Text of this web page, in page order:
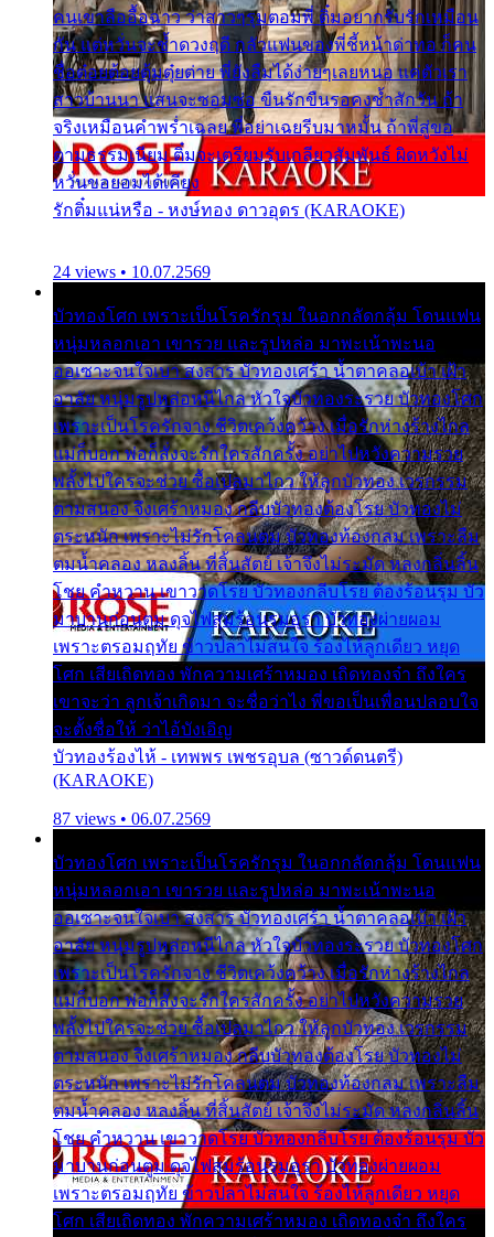
คนเขาลืออื้อฉาว ว่าสาวๆรุมตอมพี่ ติ๋มอยากรับรักเหมือน
กัน แต่หวั่นจะช้ำดวงฤดี กลัวแฟนของพี่ชี้หน้าด่าทอ ก็คน
ชื่อต๋อยต้อยตุ้มตุ๋ยต่าย พี่ยังลืมได้ง่ายๆเลยหนอ แค่ตัวเรา
สาวบ้านนา แสนจะซอมซ่อ ขืนรักขืนรอคงช้ำสักวัน ถ้า
จริงเหมือนคำพร่ำเฉลย พี่อย่าเฉยรีบมาหมั้น ถ้าพี่สู่ขอ
ตามธรรมเนียม ติ๋มจะเตรียมรับเกลียวสัมพันธ์ ผิดหวังไม่
หวั่นขอยอมได้เคียง
รักติ๋มแน่หรือ - หงษ์ทอง ดาวอุดร (KARAOKE)
24 views • 10.07.2569
บัวทองโศก เพราะเป็นโรครักรุม ในอกกลัดกลุ้ม โดนแฟน
หนุ่มหลอกเอา เขารวย และรูปหล่อ มาพะเน้าพะนอ
ออเซาะจนใจเบา สงสาร บัวทองเศร้า น้ำตาคลอเบ้า เฝ้า
อาลัย หนุ่มรูปหล่อหนีไกล หัวใจบัวทองระรวย บัวทองโศก
เพราะเป็นโรครักจาง ชีวิตเคว้งคว้าง เมื่อรักห่างร้างไกล
แม่ก็บอก พ่อก็สั่งจะรักใครสักครั้ง อย่าไปหวังความรวย
พลั้งไปใครจะช่วย ซื้อเปลมาไกว ให้ลูกบัวทอง เวรกรรม
ตามสนอง จึงเศร้าหมอง กลีบบัวทองต้องโรย บัวทองไม่
ตระหนัก เพราะไม่รักโคลนตม บัวทองท้องกลม เพราะลืม
ตมน้ำคลอง หลงลิ้น ที่สิ้นสัตย์ เจ้าจึงไม่ระมัด หลงกลิ่นลิ้น
โชย คำหวาน เขาวาดโรย บัวทองกลีบโรย ต้องร้อนรุม บัว
มาบานก่อนตูม ดุจไฟสุมร้อนรุมอุรา บัวทองผ่ายผอม
เพราะตรอมฤทัย ข้าวปลาไม่สนใจ ร้องไห้ลูกเดียว หยุด
โศก เสียเถิดทอง พักความเศร้าหมอง เถิดทองจ๋า ถึงใคร
เขาจะว่า ลูกเจ้าเกิดมา จะชื่อว่าไง พี่ขอเป็นเพื่อนปลอบใจ
จะตั้งชื่อให้ ว่าไอ้บังเอิญ
บัวทองร้องไห้ - เทพพร เพชรอุบล (ซาวด์ดนตรี)
(KARAOKE)
87 views • 06.07.2569
บัวทองโศก เพราะเป็นโรครักรุม ในอกกลัดกลุ้ม โดนแฟน
หนุ่มหลอกเอา เขารวย และรูปหล่อ มาพะเน้าพะนอ
ออเซาะจนใจเบา สงสาร บัวทองเศร้า น้ำตาคลอเบ้า เฝ้า
อาลัย หนุ่มรูปหล่อหนีไกล หัวใจบัวทองระรวย บัวทองโศก
เพราะเป็นโรครักจาง ชีวิตเคว้งคว้าง เมื่อรักห่างร้างไกล
แม่ก็บอก พ่อก็สั่งจะรักใครสักครั้ง อย่าไปหวังความรวย
พลั้งไปใครจะช่วย ซื้อเปลมาไกว ให้ลูกบัวทอง เวรกรรม
ตามสนอง จึงเศร้าหมอง กลีบบัวทองต้องโรย บัวทองไม่
ตระหนัก เพราะไม่รักโคลนตม บัวทองท้องกลม เพราะลืม
ตมน้ำคลอง หลงลิ้น ที่สิ้นสัตย์ เจ้าจึงไม่ระมัด หลงกลิ่นลิ้น
โชย คำหวาน เขาวาดโรย บัวทองกลีบโรย ต้องร้อนรุม บัว
มาบานก่อนตูม ดุจไฟสุมร้อนรุมอุรา บัวทองผ่ายผอม
เพราะตรอมฤทัย ข้าวปลาไม่สนใจ ร้องไห้ลูกเดียว หยุด
โศก เสียเถิดทอง พักความเศร้าหมอง เถิดทองจ๋า ถึงใคร